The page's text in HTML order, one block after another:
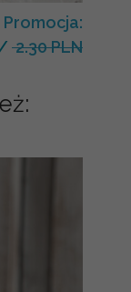
Promocja:
2.30 PLN